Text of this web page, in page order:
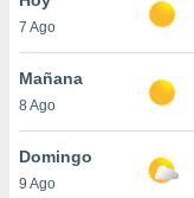
en
más
nuestra
7 Ago
Mañana
8 Ago
Domingo
9 Ago